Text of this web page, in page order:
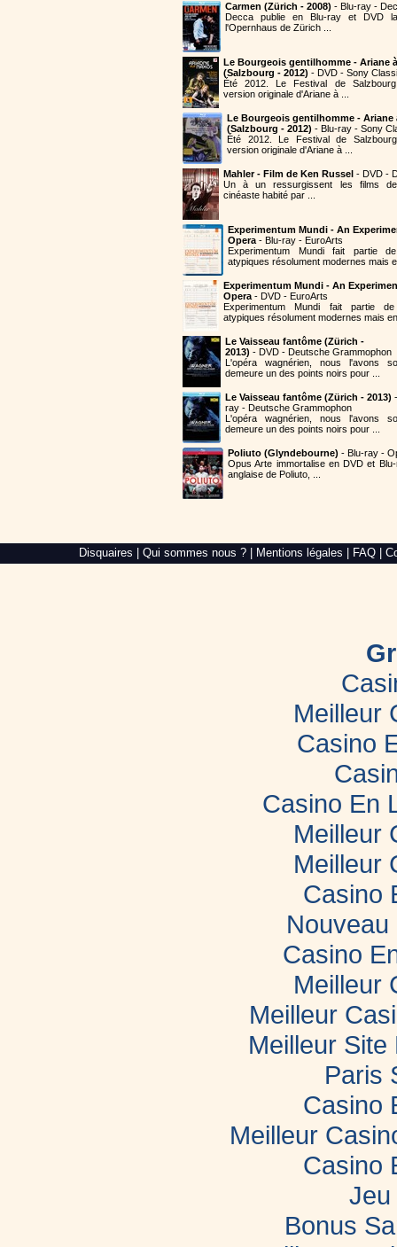
Carmen (Zürich - 2008) - Blu-ray -
Decca publie en Blu-ray et DVD
l'Opernhaus de Zürich ...
Le Bourgeois gentilhomme - Ariane
(Salzbourg - 2012) - DVD - Sony
Été 2012. Le Festival de
version originale d'Ariane à ...
Le Bourgeois gentilhomme - Ariane
(Salzbourg - 2012) - Blu-ray - Sony
Été 2012. Le Festival de
version originale d'Ariane à ...
Mahler - Film de Ken Russel - DVD -
Un à un ressurgissent les films
cinéaste habité par ...
Experimentum Mundi - An
Opera - Blu-ray - EuroArts
Experimentum Mundi fait partie
atypiques résolument modernes mais
Experimentum Mundi - An
Opera - DVD - EuroArts
Experimentum Mundi fait partie
atypiques résolument modernes mais
Le Vaisseau fantôme (Zürich -
2013) - DVD - Deutsche Grammophon
L'opéra wagnérien, nous l'avons
demeure un des points noirs pour ...
Le Vaisseau fantôme (Zürich - 2013)
ray - Deutsche Grammophon
L'opéra wagnérien, nous l'avons
demeure un des points noirs pour ...
Poliuto (Glyndebourne) - Blu-ray -
Opus Arte immortalise en DVD et
anglaise de Poliuto, ...
Disquaires Qui sommes nous ? Mentions légales FAQ
Web,
Meilleur
Casino
Casino En
Meilleur
Meilleur
Casino
Casino
Meilleur
Meilleur
Meilleur
Paris
Casino
Meilleur
Casino
Jeu
Bonus